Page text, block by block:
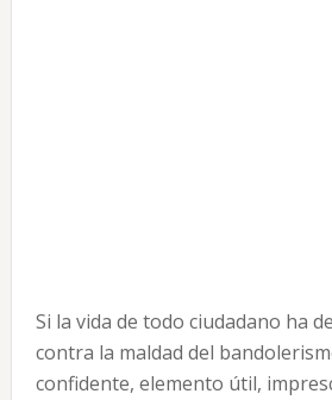
Si la vida de todo ciudadano ha
contra la maldad del
confidente, elemento útil,